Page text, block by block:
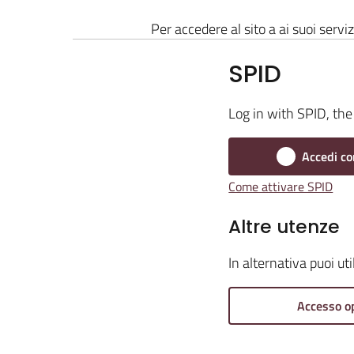
Per accedere al sito a ai suoi
SPID
Log in with SPID,
Accedi
Come attivare SPID
Altre utenze
In alternativa puoi
Accesso